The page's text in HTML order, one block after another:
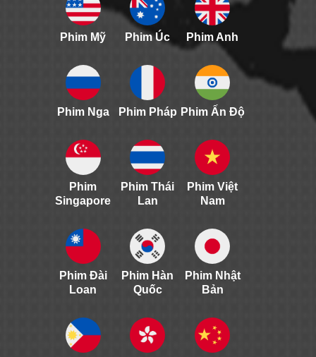
Phim Mỹ Phim Úc Phim Anh
Phim Nga Phim Pháp Phim Ấn Độ
Phim
Singapore
Phim Thái
Lan
Phim Việt
Nam
Phim Đài
Loan
Phim Hàn
Quốc
Phim Nhật
Bản